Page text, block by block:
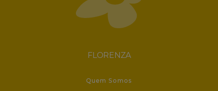
FLORENZA
Quem Somos